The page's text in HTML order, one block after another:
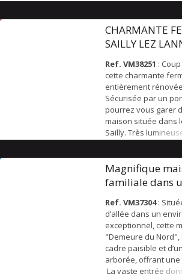
vous trouverez une
ouverte sur la
sur le jardin avec
bois, un bureau ou
supplémentair...
CHARMANTE
SAILLY LEZ
Ref. VM38251 :
cette charmante
entièrement
Sécurisée par un
pourrez vous garer
maison située dans
Sailly. Très lumineuse
coup sur par ses
distribution et sa
séjour salle à
cheminée feu de
parentale d'un coté
grande...
Magnifique
familiale dans
environnement
Ref. VM37304:
d’allée dans un
exceptionnel, cette
"Demeure du Nord",
cadre paisible et
arborée, offrant une
La vaste entrée